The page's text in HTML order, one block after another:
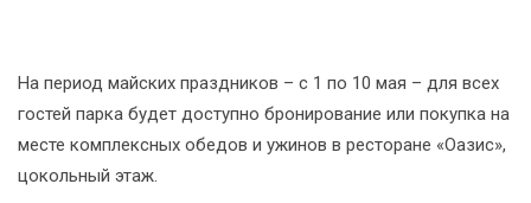
На период майских праздников – с 1 по 10 мая – для всех
гостей парка будет доступно бронирование или покупка на
месте комплексных обедов и ужинов в ресторане «Оазис»,
цокольный этаж.